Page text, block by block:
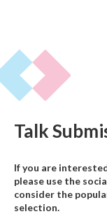
Sponsors
Participants
Reports
Talk
If you are
please use the
consider the
selection.